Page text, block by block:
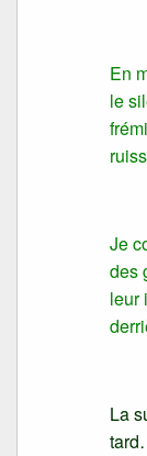
En
le
Je
des
leur
La